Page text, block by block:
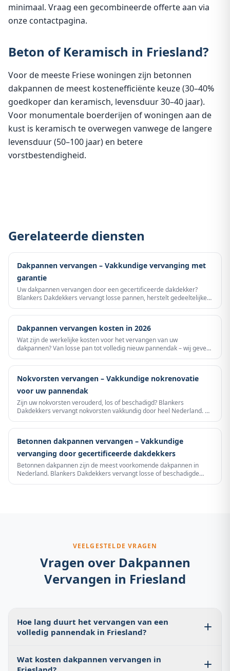
minimaal. Vraag een gecombineerde offerte aan via
onze contactpagina.
Beton of Keramisch in Friesland?
Voor de meeste Friese woningen zijn betonnen
dakpannen de meest kostenefficiënte keuze (30–40%
goedkoper dan keramisch, levensduur 30–40 jaar).
Voor monumentale boerderijen of woningen aan de
kust is keramisch te overwegen vanwege de langere
levensduur (50–100 jaar) en betere
vorstbestendigheid.
Gerelateerde diensten
Dakpannen vervangen – Vakkundige vervanging met
garantie
Uw dakpannen vervangen door een gecertificeerde dakdekker?
Blankers Dakdekkers vervangt losse pannen, herstelt gedeeltelijke
geprijsd en met garantie.
Dakpannen vervangen kosten in 2026
Wat zijn de werkelijke kosten voor het vervangen van uw
dakpannen? Van losse pan tot volledig nieuw pannendak – wij geven
Nokvorsten vervangen – Vakkundige nokrenovatie
voor uw pannendak
Zijn uw nokvorsten verouderd, los of beschadigd? Blankers
Dakdekkers vervangt nokvorsten vakkundig door heel Nederland. Of
nokrenovatie — wij zorgen voor een waterdichte en veilige nok met
Betonnen dakpannen vervangen – Vakkundige
vervanging door gecertificeerde dakdekkers
Betonnen dakpannen zijn de meest voorkomende dakpannen in
Nederland. Blankers Dakdekkers vervangt losse of beschadigde
VEELGESTELDE VRAGEN
Vragen over Dakpannen
Vervangen in Friesland
Hoe lang duurt het vervangen van een
volledig pannendak in Friesland?
dakrenovatie 2 tot 4 werkdagen. Grotere woningen of
Wat kosten dakpannen vervangen in